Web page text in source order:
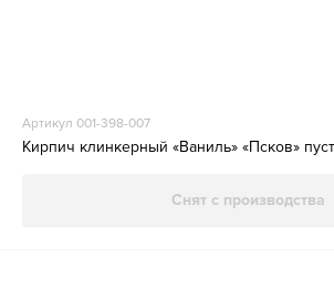
Артикул 001-398-007
Кирпич клинкерный «Ваниль» «Псков»
Снят с производства